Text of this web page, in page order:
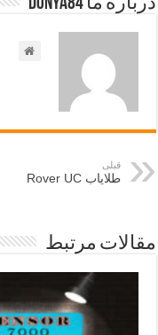
قبلی
طلایاب Rover UC
مقالات مرتبط